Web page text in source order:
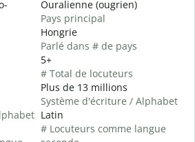
Ouralienne (ougrien)
Pays principal
Hongrie
Parlé dans # de pays
5+
# Total de locuteurs
Plus de 13 millions
Système d'écriture / Alphabet
Latin
# Locuteurs comme langue